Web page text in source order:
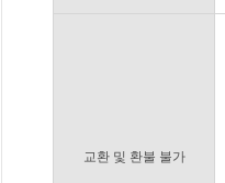
교환 및 환불 불가